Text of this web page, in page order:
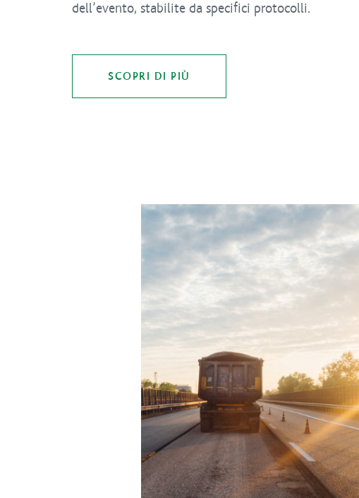
dell’evento, stabilite da specifici protocolli.
SCOPRI DI PIÙ